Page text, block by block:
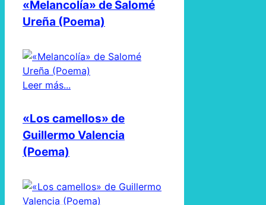
«Melancolía» de Salomé
Ureña (Poema)
Leer más...
«Los camellos» de
Guillermo Valencia
(Poema)